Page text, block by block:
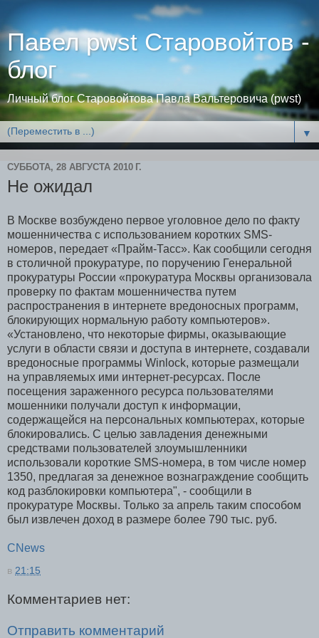
Павел pwst Старовойтов -
блог
Личный блог Старовойтова Павла Вальтеровича (pwst)
▼
СУББОТА, 28 АВГУСТА 2010 Г.
Не ожидал
В Москве возбуждено первое уголовное дело по факту
мошенничества с использованием коротких SMS-
номеров, передает «Прайм-Тасс». Как сообщили сегодня
в столичной прокуратуре, по поручению Генеральной
прокуратуры России «прокуратура Москвы организовала
проверку по фактам мошенничества путем
распространения в интернете вредоносных программ,
блокирующих нормальную работу компьютеров».
«Установлено, что некоторые фирмы, оказывающие
услуги в области связи и доступа в интернете, создавали
вредоносные программы Winlock, которые размещали
на управляемых ими интернет-ресурсах. После
посещения зараженного ресурса пользователями
мошенники получали доступ к информации,
содержащейся на персональных компьютерах, которые
блокировались. С целью завладения денежными
средствами пользователей злоумышленники
использовали короткие SMS-номера, в том числе номер
1350, предлагая за денежное вознаграждение сообщить
код разблокировки компьютера", - сообщили в
прокуратуре Москвы. Только за апрель таким способом
был извлечен доход в размере более 790 тыс. руб.
CNews
в 21:15
Комментариев нет:
Отправить комментарий